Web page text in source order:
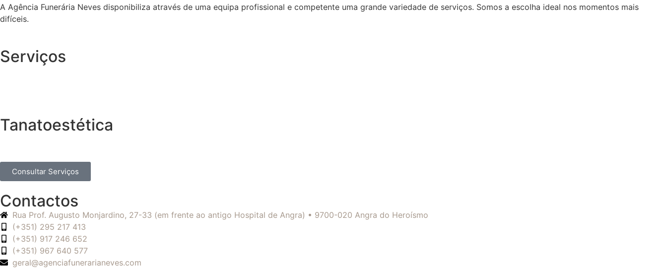
A Agência Funerária Neves disponibiliza através de uma equipa profissional e competente uma grande variedade de serviços. Somos a escolha ideal nos momentos mais
difíceis.
Serviços
Tanatoestética
Consultar Serviços
Contactos
Rua Prof. Augusto Monjardino, 27-33 (em frente ao antigo Hospital de Angra) • 9700-020 Angra do Heroísmo
(+351) 295 217 413
(+351) 917 246 652
(+351) 967 640 577
geral@agenciafunerarianeves.com